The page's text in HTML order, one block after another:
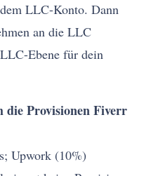
LLC-Konto. Dann
an die LLC
Ebene für dein
die Provisionen Fiverr
Upwork (10%)